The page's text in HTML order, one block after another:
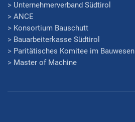
> Unternehmerverband Südtirol
> ANCE
> Konsortium Bauschutt
> Bauarbeiterkasse Südtirol
> Paritätisches Komitee im Bauwesen
> Master of Machine